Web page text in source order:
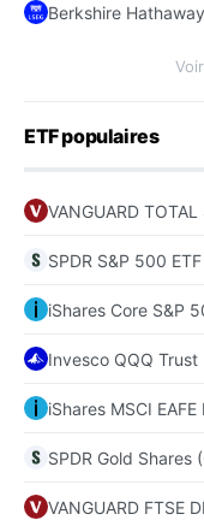
Berkshire
ETF populaires
VANGUARD
SPDR S&P 500
iShares Core S&P
Invesco QQQ Trust
iShares MSCI EAFE
SPDR Gold Shares
VANGUARD FTSE